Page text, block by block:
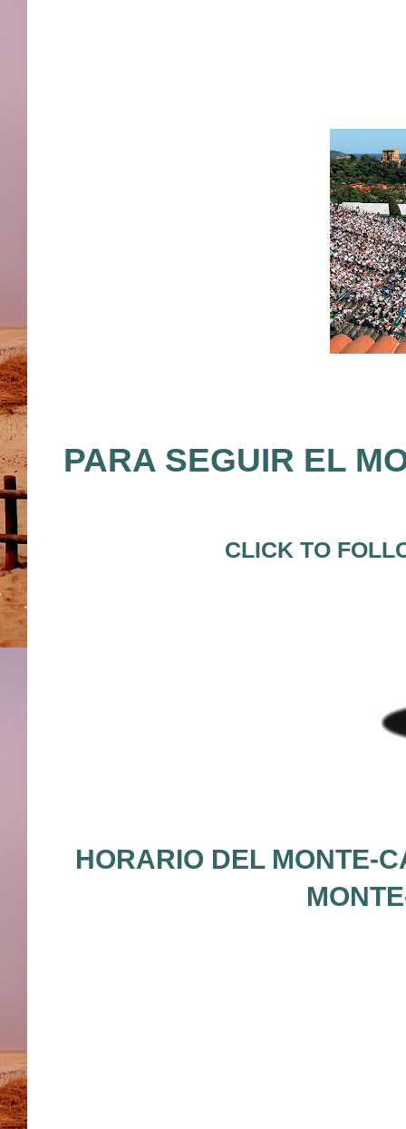
PARA SEGUIR EL
CLICK TO
HORARIO DEL MONTE-